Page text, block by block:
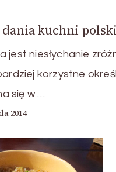
kuchni
jest niesłychanie
korzystne
się w …
2014